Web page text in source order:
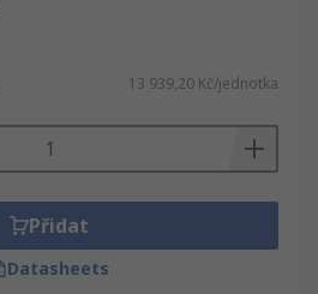
13 939,20 Kč/jednotka
Přidat
Datasheets